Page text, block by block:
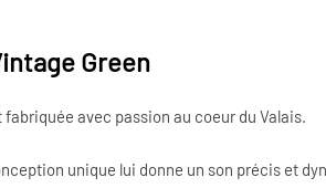
Green
avec passion au coeur du Valais.
unique lui donne un son précis et